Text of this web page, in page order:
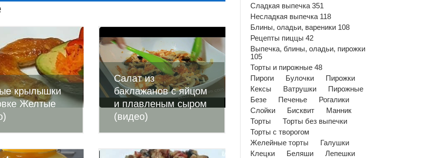
крылышки
Желтые
Салат из
баклажанов с яйцом
и плавленым сыром
(видео)
Сладкая выпечка 351
Несладкая выпечка 118
Блины, оладьи, вареники 108
Рецепты пиццы 42
Выпечка, блины, оладьи, пирожки
105
Торты и пирожные 48
Пироги
Булочки
Пирожки
Кексы
Ватрушки
Пирожные
Безе
Печенье
Рогалики
Слойки
Бисквит
Манник
Торты
Торты без выпечки
Торты с творогом
Желейные торты
Галушки
Клецки
Беляши
Лепешки